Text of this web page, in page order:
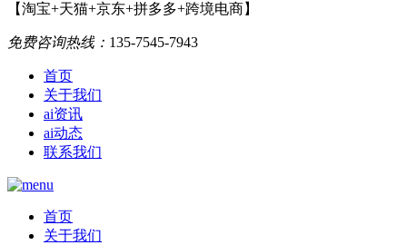
【淘宝+天猫+京东+拼多多+跨境电商】
免费咨询热线： 135-7545-7943
首页
关于我们
ai资讯
ai动态
联系我们
首页
关于我们